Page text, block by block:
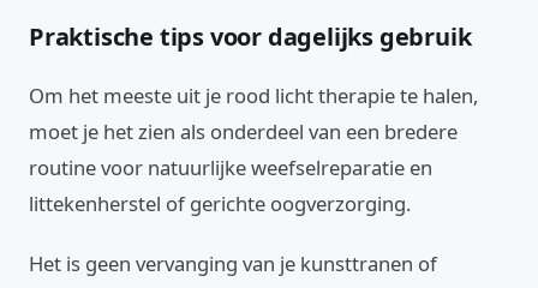
Praktische tips voor dagelijks gebruik
Om het meeste uit je rood licht therapie te halen,
moet je het zien als onderdeel van een bredere
routine voor natuurlijke weefselreparatie en
littekenherstel of gerichte oogverzorging.
Het is geen vervanging van je kunsttranen of